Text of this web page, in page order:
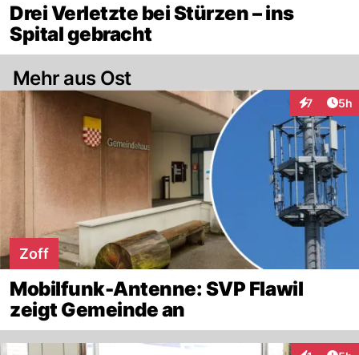
Drei Verletzte bei Stürzen – ins
Spital gebracht
Mehr aus Ost
7 5h
Zoff
Mobilfunk-Antenne: SVP Flawil
zeigt Gemeinde an